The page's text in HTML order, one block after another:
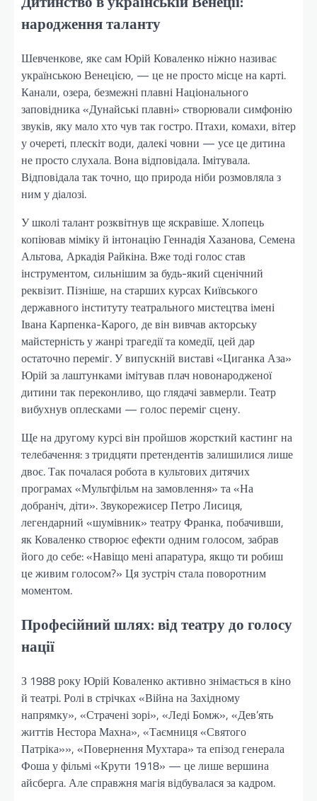
народження таланту
Шевченкове, яке сам Юрій Коваленко ніжно називає
українською Венецією, — це не просто місце на карті.
Канали, озера, безмежні плавні Національного
заповідника «Дунайські плавні» створювали симфонію
звуків, яку мало хто чув так гостро. Птахи, комахи, вітер
у очереті, плескіт води, далекі човни — усе це дитина
не просто слухала. Вона відповідала. Імітувала.
Відповідала так точно, що природа ніби розмовляла з
ним у діалозі.
У школі талант розквітнув ще яскравіше. Хлопець
копіював міміку й інтонацію Геннадія Хазанова, Семена
Альтова, Аркадія Райкіна. Вже тоді голос став
інструментом, сильнішим за будь-який сценічний
реквізит. Пізніше, на старших курсах Київського
державного інституту театрального мистецтва імені
Івана Карпенка-Карого, де він вивчав акторську
майстерність у жанрі трагедії та комедії, цей дар
остаточно переміг. У випускній виставі «Циганка Аза»
Юрій за лаштунками імітував плач новонародженої
дитини так переконливо, що глядачі завмерли. Театр
вибухнув оплесками — голос переміг сцену.
Ще на другому курсі він пройшов жорсткий кастинг на
телебачення: з тридцяти претендентів залишилися лише
двоє. Так почалася робота в культових дитячих
програмах «Мультфільм на замовлення» та «На
добраніч, діти». Звукорежисер Петро Лисиця,
легендарний «шумівник» театру Франка, побачивши,
як Коваленко створює ефекти одним голосом, забрав
його до себе: «Навіщо мені апаратура, якщо ти робиш
це живим голосом?» Ця зустріч стала поворотним
моментом.
Професійний шлях: від театру до голосу
нації
З 1988 року Юрій Коваленко активно знімається в кіно
й театрі. Ролі в стрічках «Війна на Західному
напрямку», «Страчені зорі», «Леді Бомж», «Дев’ять
життів Нестора Махна», «Таємниця «Святого
Патріка»», «Повернення Мухтара» та епізод генерала
Фоша у фільмі «Крути 1918» — це лише вершина
айсберга. Але справжня магія відбувалася за кадром.